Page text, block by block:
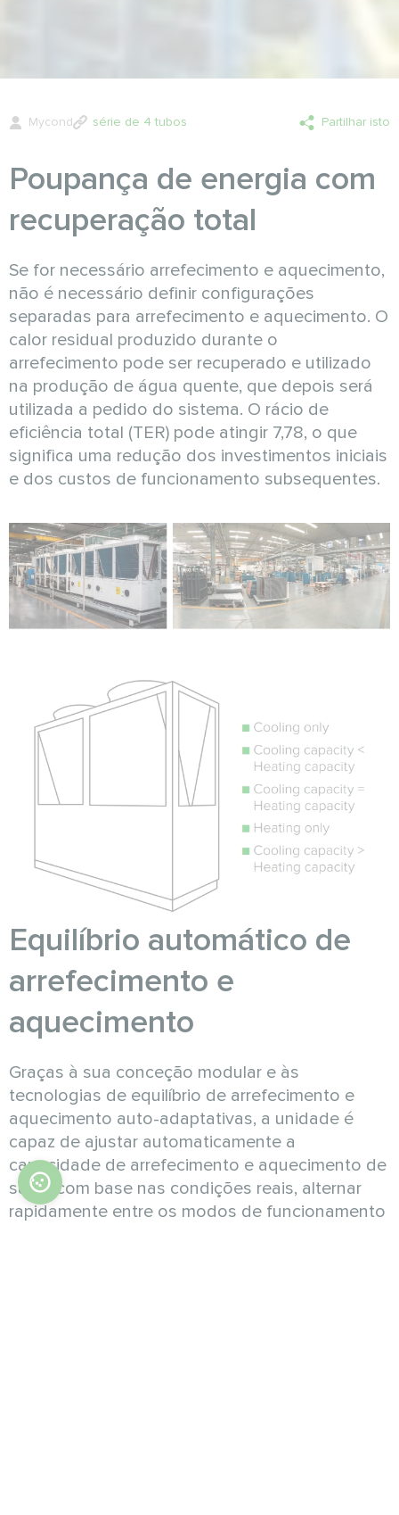
Mycond série de 4 tubos Partilhar isto
Poupança de energia com
recuperação total
Se for necessário arrefecimento e aquecimento,
não é necessário definir configurações
separadas para arrefecimento e aquecimento. O
calor residual produzido durante o
arrefecimento pode ser recuperado e utilizado
na produção de água quente, que depois será
utilizada a pedido do sistema. O rácio de
eficiência total (TER) pode atingir 7,78, o que
significa uma redução dos investimentos iniciais
e dos custos de funcionamento subsequentes.
Equilíbrio automático de
arrefecimento e
aquecimento
Graças à sua conceção modular e às
tecnologias de equilíbrio de arrefecimento e
aquecimento auto-adaptativas, a unidade é
capaz de ajustar automaticamente a
capacidade de arrefecimento e aquecimento de
saída com base nas condições reais, alternar
rapidamente entre os modos de funcionamento